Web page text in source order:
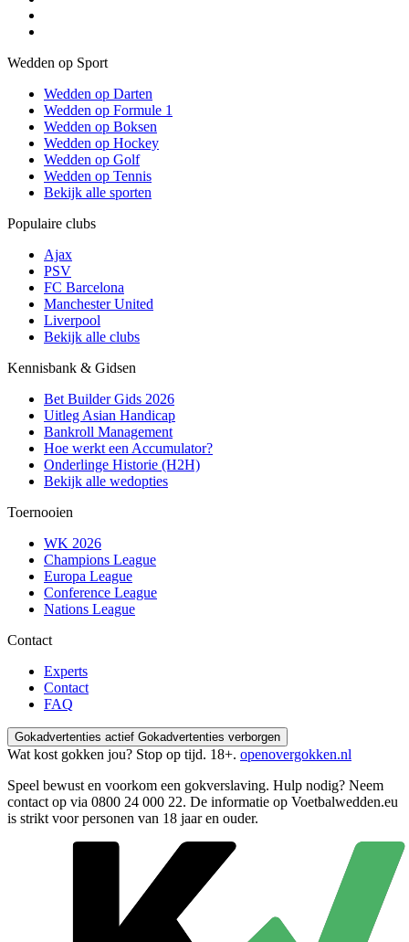
Wedden op Sport
Wedden op Darten
Wedden op Formule 1
Wedden op Boksen
Wedden op Hockey
Wedden op Golf
Wedden op Tennis
Bekijk alle sporten
Populaire clubs
Ajax
PSV
FC Barcelona
Manchester United
Liverpool
Bekijk alle clubs
Kennisbank & Gidsen
Bet Builder Gids 2026
Uitleg Asian Handicap
Bankroll Management
Hoe werkt een Accumulator?
Onderlinge Historie (H2H)
Bekijk alle wedopties
Toernooien
WK 2026
Champions League
Europa League
Conference League
Nations League
Contact
Experts
Contact
FAQ
Gokadvertenties actief Gokadvertenties verborgen
Wat kost gokken jou? Stop op tijd. 18+. openovergokken.nl
Speel bewust en voorkom een gokverslaving. Hulp nodig? Neem
contact op via 0800 24 000 22. De informatie op Voetbalwedden.eu
is strikt voor personen van 18 jaar en ouder.